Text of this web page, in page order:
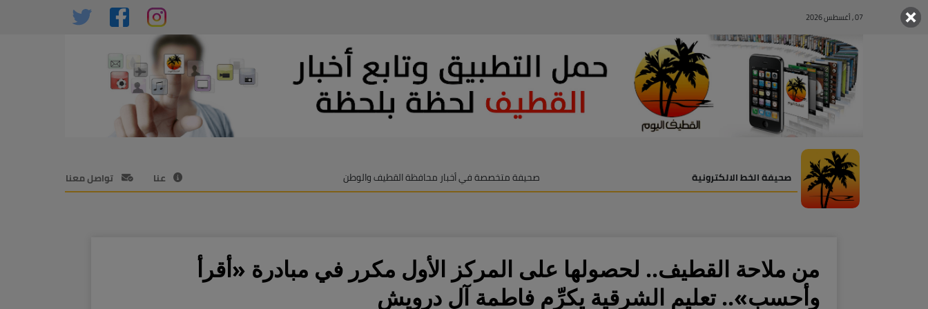
07 , أغسطس 2026
صحيفة الخط الالكترونية صحيفة متخصصة في أخبار محافظة القطيف والوطن عنا تواصل معنا
من ملاحة القطيف.. لحصولها على المركز الأول مكرر في مبادرة «أقرأ
وأحسب».. تعليم الشرقية يكرِّم فاطمة آل درويش